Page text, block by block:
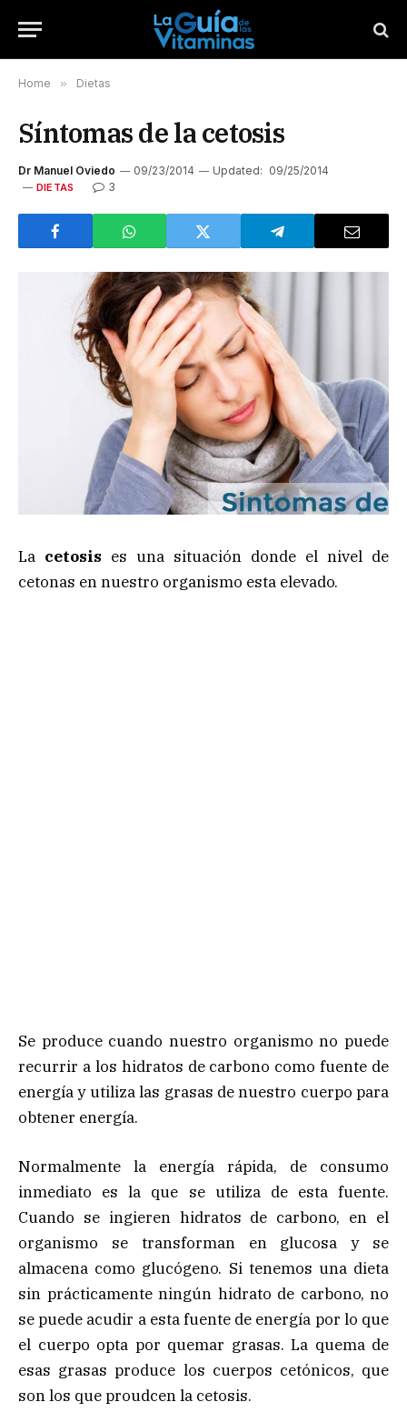
Home » Dietas
Síntomas de la cetosis
Dr Manuel Oviedo 09/23/2014 Updated: 09/25/2014
DIETAS 3
La cetosis es una situación donde el nivel de
cetonas en nuestro organismo esta elevado.
Se produce cuando nuestro organismo no puede
recurrir a los hidratos de carbono como fuente de
energía y utiliza las grasas de nuestro cuerpo para
obtener energía.
Normalmente la energía rápida, de consumo
inmediato es la que se utiliza de esta fuente.
Cuando se ingieren hidratos de carbono, en el
organismo se transforman en glucosa y se
almacena como glucógeno. Si tenemos una dieta
sin prácticamente ningún hidrato de carbono, no
se puede acudir a esta fuente de energía por lo que
el cuerpo opta por quemar grasas. La quema de
esas grasas produce los cuerpos cetónicos, que
son los que proudcen la cetosis.